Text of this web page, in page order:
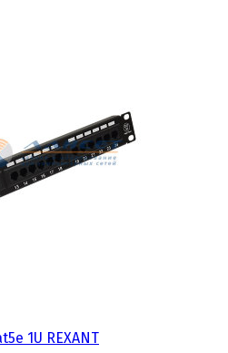
1U REXANT